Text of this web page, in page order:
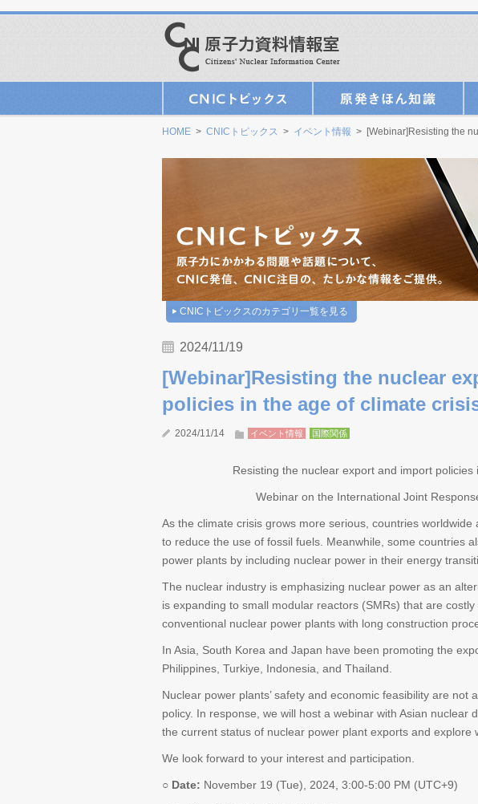
HOME > CNICトピックス > イベント情報 > [Webinar]Resisting the
CNICトピックスのカテゴリ一覧を見る
2024/11/19
[Webinar]Resisting the nuclear
policies in the age of climate
2024/11/14 イベント情報 国際関係
Resisting the nuclear export and import
Webinar on the International Joint
As the climate crisis grows more serious, countries
to reduce the use of fossil fuels. Meanwhile, some countries
power plants by including nuclear power in their energy
The nuclear industry is emphasizing nuclear power as an
is expanding to small modular reactors (SMRs) that are
conventional nuclear power plants with long construction
In Asia, South Korea and Japan have been promoting the
Philippines, Turkiye, Indonesia, and Thailand.
Nuclear power plants’ safety and economic feasibility are not
policy. In response, we will host a webinar with Asian nuclear
the current status of nuclear power plant exports and explore
We look forward to your interest and participation.
○ Date: November 19 (Tue), 2024, 3:00-5:00 PM (UTC+9)